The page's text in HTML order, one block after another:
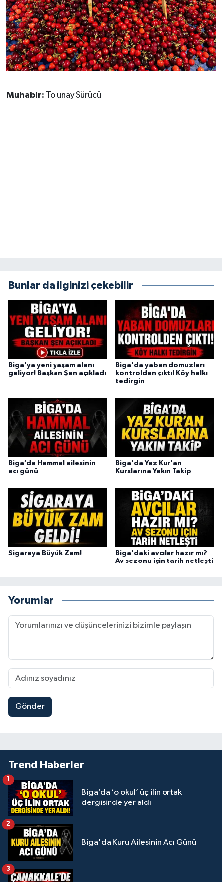
Muhabir: Tolunay Sürücü
Bunlar da ilginizi çekebilir
Biga'ya yeni yaşam alanı
geliyor! Başkan Şen açıkladı
Biga'da yaban domuzları
kontrolden çıktı! Köy halkı
tedirgin
Biga’da Hammal ailesinin
acı günü
Biga'da Yaz Kur'an
Kurslarına Yakın Takip
Sigaraya Büyük Zam!
Biga'daki avcılar hazır mı?
Av sezonu için tarih netleşti
Yorumlar
Gönder
Trend Haberler
Biga’da ‘o okul’ üç ilin ortak
dergisinde yer aldı
1
Biga'da Kuru Ailesinin Acı Günü
2
3